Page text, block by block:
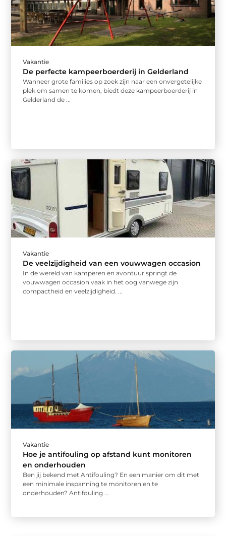
Vakantie
De perfecte kampeerboerderij in Gelderland
Wanneer grote families op zoek zijn naar een onvergetelijke
plek om samen te komen, biedt deze kampeerboerderij in
Gelderland de ...
Vakantie
De veelzijdigheid van een vouwwagen occasion
In de wereld van kamperen en avontuur springt de
vouwwagen occasion vaak in het oog vanwege zijn
compactheid en veelzijdigheid. ...
Vakantie
Hoe je antifouling op afstand kunt monitoren
en onderhouden
Ben jij bekend met Antifouling? En een manier om dit met
een minimale inspanning te monitoren en te
onderhouden? Antifouling ...